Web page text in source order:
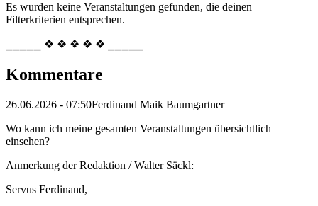
Es wurden keine Veranstaltungen gefunden, die deinen
Filterkriterien entsprechen.
⎯⎯⎯⎯⎯ ❖ ❖ ❖ ❖ ❖ ⎯⎯⎯⎯⎯
Kommentare
26.06.2026 - 07:50Ferdinand Maik Baumgartner
Wo kann ich meine gesamten Veranstaltungen übersichtlich
einsehen?
Anmerkung der Redaktion /Walter Säckl:
Servus Ferdinand,